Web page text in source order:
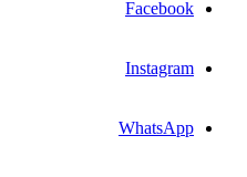
Facebook
Instagram
WhatsApp